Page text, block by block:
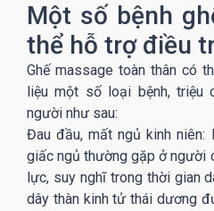
Một số bệnh
thể hỗ trợ điều
Ghế massage toàn thân có
liệu một số loại bệnh, triệu
người như sau:
Đau đầu, mất ngủ kinh
giấc ngủ thường gặp ở người
lực, suy nghĩ trong thời gian
dây thàn kinh tử thái dương